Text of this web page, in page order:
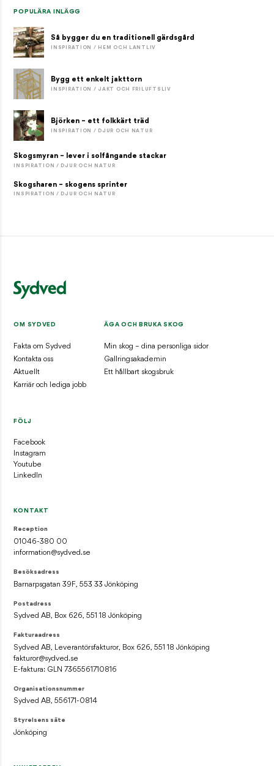
POPULÄRA INLÄGG
Så bygger du en traditionell gärdsgård
INSPIRATION / HEM OCH LANTLIV
Bygg ett enkelt jakttorn
INSPIRATION / JAKT OCH FRILUFTSLIV
Björken – ett folkkärt träd
INSPIRATION / DJUR OCH NATUR
Skogsmyran – lever i solfångande stackar
INSPIRATION / DJUR OCH NATUR
Skogsharen – skogens sprinter
INSPIRATION / DJUR OCH NATUR
OM SYDVED
Fakta om Sydved
Kontakta oss
Aktuellt
Karriär och lediga jobb
ÄGA OCH BRUKA SKOG
Min skog – dina personliga sidor
Gallringsakademin
Ett hållbart skogsbruk
FÖLJ
Facebook
Instagram
Youtube
LinkedIn
KONTAKT
Reception
01046-380 00
information@sydved.se
Besöksadress
Barnarpsgatan 39F, 553 33 Jönköping
Postadress
Sydved AB, Box 626, 551 18 Jönköping
Fakturaadress
Sydved AB, Leverantörsfakturor, Box 626, 551 18 Jönköping
fakturor@sydved.se
E-faktura: GLN 7365561710816
Organisationsnummer
Sydved AB, 556171-0814
Styrelsens säte
Jönköping